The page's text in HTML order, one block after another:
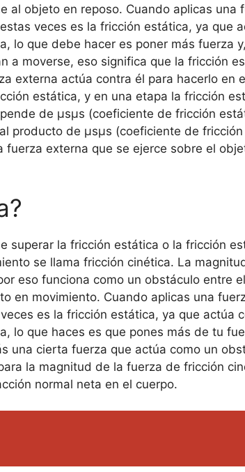
al objeto en reposo. Cuando aplicas una
veces es la fricción estática, ya que
lo que debe hacer es poner más fuerza
a moverse, eso significa que la fricción
externa actúa contra él para hacerlo en
estática, y en una etapa la fricción
de μsμs (coeficiente de fricción
producto de μsμs (coeficiente de
externa que se ejerce sobre el
superar la fricción estática o la fricción
se llama fricción cinética. La
eso funciona como un obstáculo entre
en movimiento. Cuando aplicas una
es la fricción estática, ya que actúa
lo que haces es que pones más de tu
una cierta fuerza que actúa como un
la magnitud de la fuerza de fricción
normal neta en el cuerpo.